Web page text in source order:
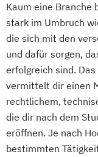
Kaum eine Branche
stark im Umbruch
die sich mit den
und dafür sorgen,
erfolgreich sind.
vermittelt dir einen
rechtlichem,
die dir nach dem
eröffnen. Je nach
bestimmten